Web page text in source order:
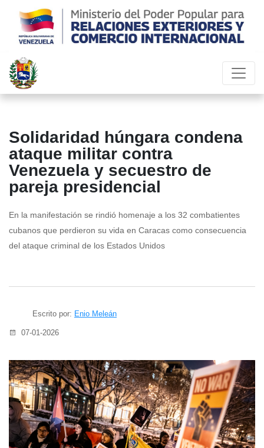
Solidaridad húngara condena
ataque militar contra
Venezuela y secuestro de
pareja presidencial
En la manifestación se rindió homenaje a los 32 combatientes
cubanos que perdieron su vida en Caracas como consecuencia
del ataque criminal de los Estados Unidos
Escrito por: Enio Meleán
07-01-2026